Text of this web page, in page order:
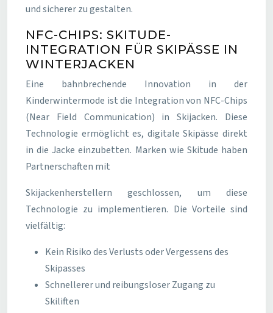
und sicherer zu gestalten.
NFC-CHIPS: SKITUDE-
INTEGRATION FÜR SKIPÄSSE IN
WINTERJACKEN
Eine bahnbrechende Innovation in der
Kinderwintermode ist die Integration von NFC-Chips
(Near Field Communication) in Skijacken. Diese
Technologie ermöglicht es, digitale Skipässe direkt
in die Jacke einzubetten. Marken wie Skitude haben
Partnerschaften mit
Skijackenherstellern geschlossen, um diese
Technologie zu implementieren. Die Vorteile sind
vielfältig:
Kein Risiko des Verlusts oder Vergessens des
Skipasses
Schnellerer und reibungsloser Zugang zu
Skiliften